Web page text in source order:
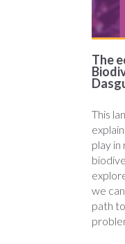
The
This
play
we
path